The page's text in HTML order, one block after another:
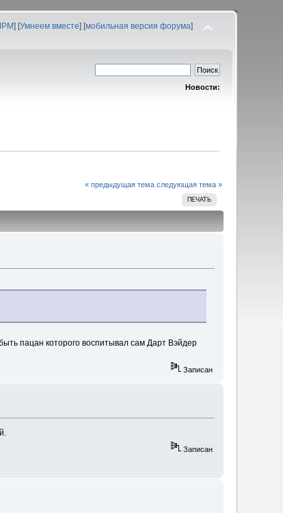
] [Умнеем вместе] [мобильная версия форума]
Новости:
« предыдущая тема следующая тема »
ПЕЧАТЬ
пацан которого воспитывал сам Дарт Вэйдер
Записан
Записан